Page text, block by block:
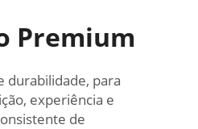
Premium
durabilidade, para
experiência e
de